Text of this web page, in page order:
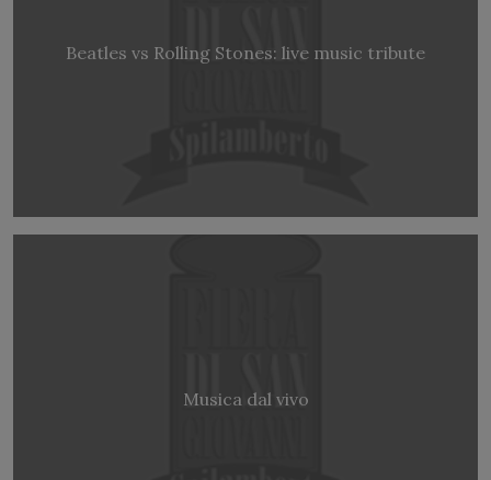
Beatles vs Rolling Stones: live music tribute
Musica dal vivo